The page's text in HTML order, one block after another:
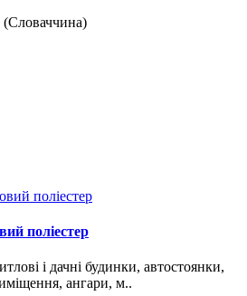
(Словаччина)
поліестер
і дачні будинки, автостоянки,
ангари, м..